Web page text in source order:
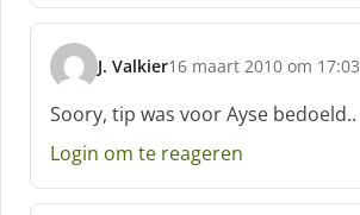
J. Valkier
s
c
h
r
e
16 maart 2010 om 17:03
Soory, tip was voor Ayse bedoeld..
Login om te reageren